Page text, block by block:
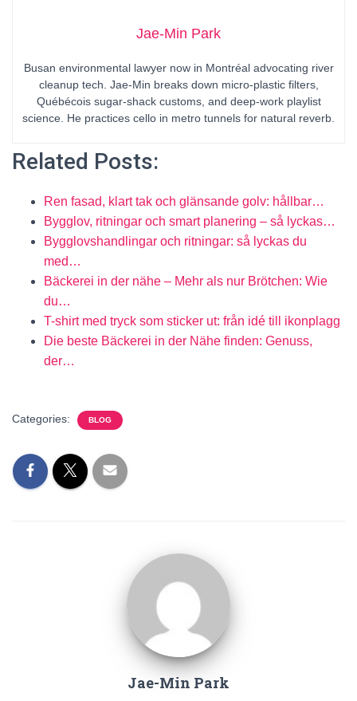
Jae-Min Park
Busan environmental lawyer now in Montréal advocating river
cleanup tech. Jae-Min breaks down micro-plastic filters,
Québécois sugar-shack customs, and deep-work playlist
science. He practices cello in metro tunnels for natural reverb.
Related Posts:
Ren fasad, klart tak och glänsande golv: hållbar…
Bygglov, ritningar och smart planering – så lyckas…
Bygglovshandlingar och ritningar: så lyckas du
med…
Bäckerei in der nähe – Mehr als nur Brötchen: Wie
du…
T-shirt med tryck som sticker ut: från idé till ikonplagg
Die beste Bäckerei in der Nähe finden: Genuss,
der…
Categories: BLOG
Jae-Min Park